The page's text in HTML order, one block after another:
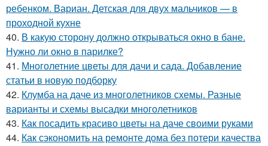
ребенком. Вариан. Детская для двух мальчиков — в
проходной кухне
40. В какую сторону должно открываться окно в бане.
Нужно ли окно в парилке?
41. Многолетние цветы для дачи и сада. Добавление
статьи в новую подборку
42. Клумба на даче из многолетников схемы. Разные
варианты и схемы высадки многолетников
43. Как посадить красиво цветы на даче своими руками
44. Как сэкономить на ремонте дома без потери качества